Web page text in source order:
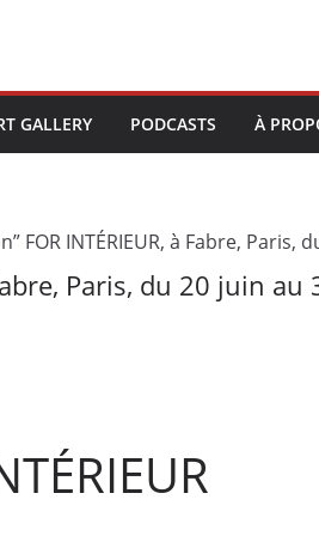
GALLERY PODCASTS À
Paris, du 20 juin